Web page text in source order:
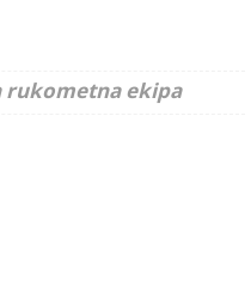
rukometna ekipa